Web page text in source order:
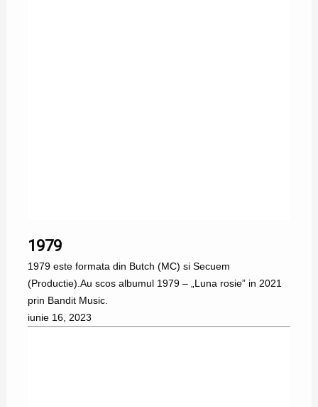
1979
1979 este formata din Butch (MC) si Secuem
(Productie).Au scos albumul 1979 – „Luna rosie” in 2021
prin Bandit Music.
iunie 16, 2023